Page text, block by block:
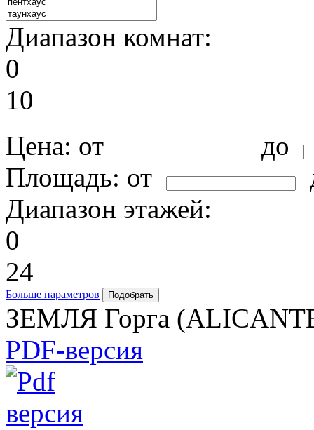
Диапазон комнат:
0
10
Цена: от
до
Площадь: от
Диапазон этажей:
0
24
Больше параметров
ЗЕМЛЯ Горга
PDF-версия